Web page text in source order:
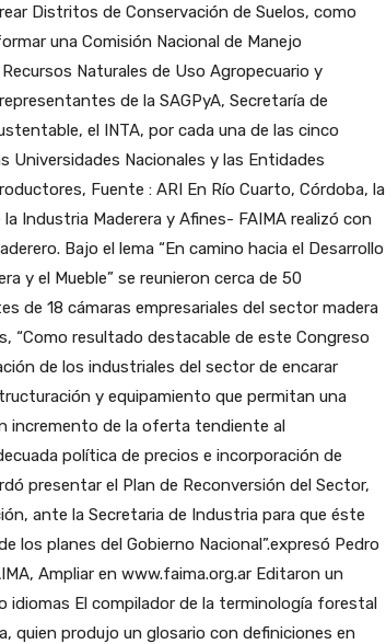
Distritos de Conservación de Suelos, como
una Comisión Nacional de Manejo
Naturales de Uso Agropecuario y
de la SAGPyA, Secretaría de
el INTA, por cada una de las cinco
Universidades Nacionales y las Entidades
Fuente : ARI En Río Cuarto, Córdoba, la
Industria Maderera y Afines- FAIMA realizó con
Bajo el lema “En camino hacia el Desarrollo
y el Mueble” se reunieron cerca de 50
de 18 cámaras empresariales del sector madera
“Como resultado destacable de este Congreso
de los industriales del sector de encarar
y equipamiento que permitan una
incremento de la oferta tendiente al
política de precios e incorporación de
presentar el Plan de Reconversión del Sector,
ante la Secretaria de Industria para que éste
los planes del Gobierno Nacional”.expresó Pedro
Ampliar en www.faima.org.ar Editaron un
idiomas El compilador de la terminología forestal
quien produjo un glosario con definiciones en